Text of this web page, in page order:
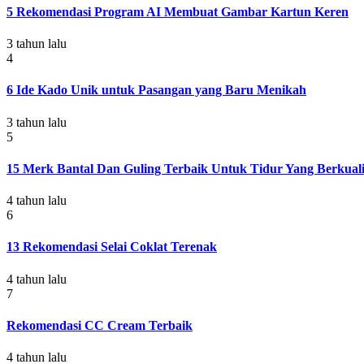
5 Rekomendasi Program AI Membuat Gambar Kartun Keren
3 tahun lalu
4
6 Ide Kado Unik untuk Pasangan yang Baru Menikah
3 tahun lalu
5
15 Merk Bantal Dan Guling Terbaik Untuk Tidur Yang
4 tahun lalu
6
13 Rekomendasi Selai Coklat Terenak
4 tahun lalu
7
Rekomendasi CC Cream Terbaik
4 tahun lalu